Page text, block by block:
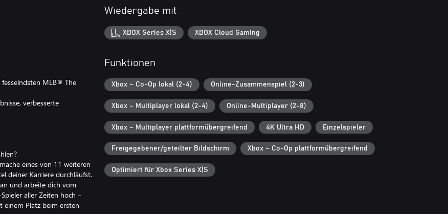
MLB® The
verbesserte
eines von 11 weiteren
deiner Karriere durchläufst.
und arbeite dich vom
aller Zeiten hoch –
einem Platz beim ersten
Wiedergabe mit
XBOX Series X|S XBOX Cloud Gaming
Funktionen
Xbox – Co-Op lokal (2-4) Online-Zusammenspiel (2-3)
Xbox – Multiplayer lokal (2-4) Online-Multiplayer (2-8)
Xbox – Multiplayer plattformübergreifend 4K Ultra HD Einzelspieler
Freigegebener/geteilter Bildschirm Xbox – Co-Op plattformübergreifend
Optimiert für Xbox Series X|S